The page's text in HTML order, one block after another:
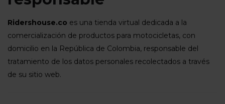
Ridershouse.co es una tienda virtual dedicada a la
comercialización de productos para motocicletas, con
domicilio en la República de Colombia, responsable del
tratamiento de los datos personales recolectados a través
de su sitio web.